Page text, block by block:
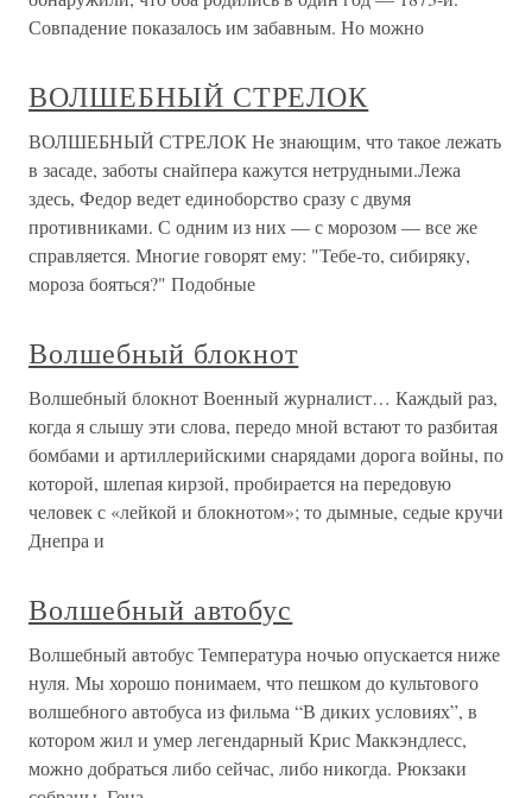
Совпадение показалось им забавным. Но можно
ВОЛШЕБНЫЙ СТРЕЛОК
ВОЛШЕБНЫЙ СТРЕЛОК Не знающим, что такое лежать
в засаде, заботы снайпера кажутся нетрудными.Лежа
здесь, Федор ведет единоборство сразу с двумя
противниками. С одним из них — с морозом — все же
справляется. Многие говорят ему: "Тебе-то, сибиряку,
мороза бояться?" Подобные
Волшебный блокнот
Волшебный блокнот Военный журналист… Каждый раз,
когда я слышу эти слова, передо мной встают то разбитая
бомбами и артиллерийскими снарядами дорога войны, по
которой, шлепая кирзой, пробирается на передовую
человек с «лейкой и блокнотом»; то дымные, седые кручи
Днепра и
Волшебный автобус
Волшебный автобус Температура ночью опускается ниже
нуля. Мы хорошо понимаем, что пешком до культового
волшебного автобуса из фильма “В диких условиях”, в
котором жил и умер легендарный Крис Маккэндлесс,
можно добраться либо сейчас, либо никогда. Рюкзаки